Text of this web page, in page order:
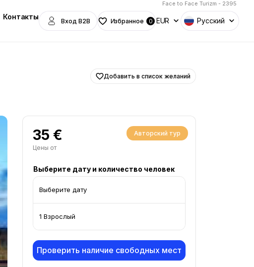
Face to Face Turizm - 2395
Контакты Вход B2B Избранное 0 EUR Русский
Добавить в список желаний
Авторский тур
35 €
Цены от
Выберите дату и количество человек
Выберите дату
1 Взрослый
Проверить наличие свободных мест